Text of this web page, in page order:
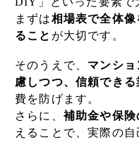
まずは相場表で全体
ること が大切です。
そのうえで、 マンシ
慮しつつ、信頼でき
費を防げます。
さらに、 補助金や保
えることで、実際の